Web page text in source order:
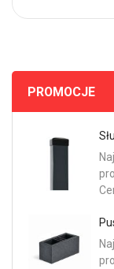
PROMOCJE